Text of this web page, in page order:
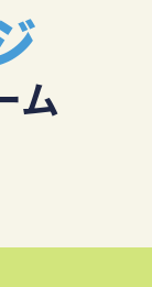
わせく
ム